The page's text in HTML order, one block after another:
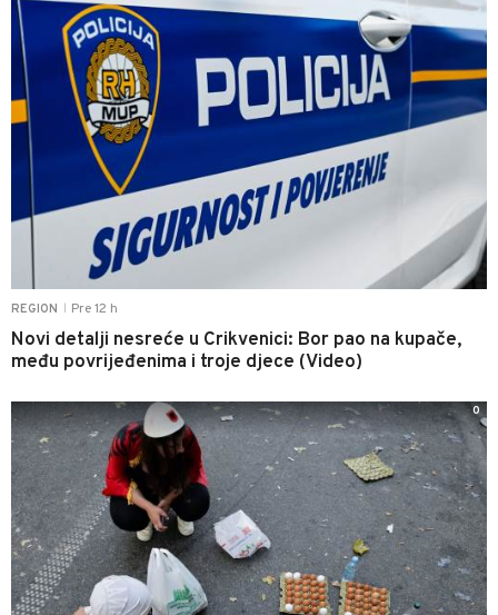
REGION Pre 12 h
Novi detalji nesreće u Crikvenici: Bor pao na kupače,
među povrijeđenima i troje djece (Video)
0